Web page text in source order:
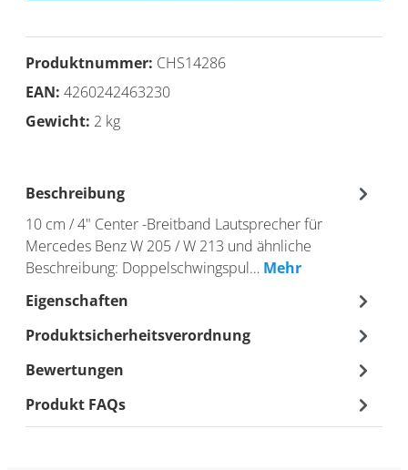
Produktnummer: CHS14286
EAN: 4260242463230
Gewicht: 2 kg
Beschreibung
10 cm / 4" Center -Breitband Lautsprecher für
Mercedes Benz W 205 / W 213 und ähnliche
Beschreibung: Doppelschwingspul… Mehr
Eigenschaften
Produktsicherheitsverordnung
Bewertungen
Produkt FAQs